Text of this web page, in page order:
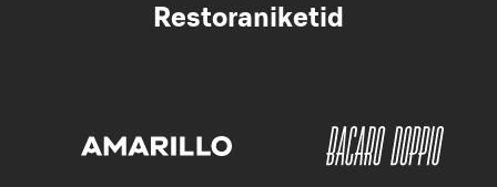
Restoraniketid